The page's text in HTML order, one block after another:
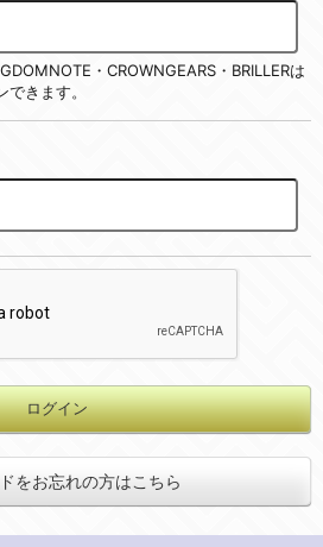
・CROWNGEARS・BRILLERは
きます。
をお忘れの方はこちら